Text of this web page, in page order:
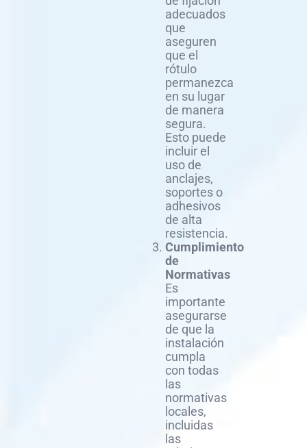
adecuados
que
aseguren
que el
rótulo
permanezca
en su lugar
de manera
segura.
Esto puede
incluir el
uso de
anclajes,
soportes o
adhesivos
de alta
resistencia.
Cumplimiento
de
Normativas
Es
importante
asegurarse
de que la
instalación
cumpla
con todas
las
normativas
locales,
incluidas
las